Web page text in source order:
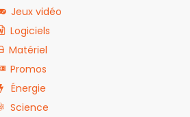
Jeux vidéo
Logiciels
Matériel
Promos
Énergie
Science